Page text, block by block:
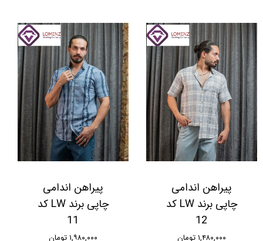
پیراهن اندامی
چاپی برند LW کد
12
۱,۴۸۰,۰۰۰ تومان
پیراهن اندامی
چاپی برند LW کد
11
۱,۹۸۰,۰۰۰ تومان